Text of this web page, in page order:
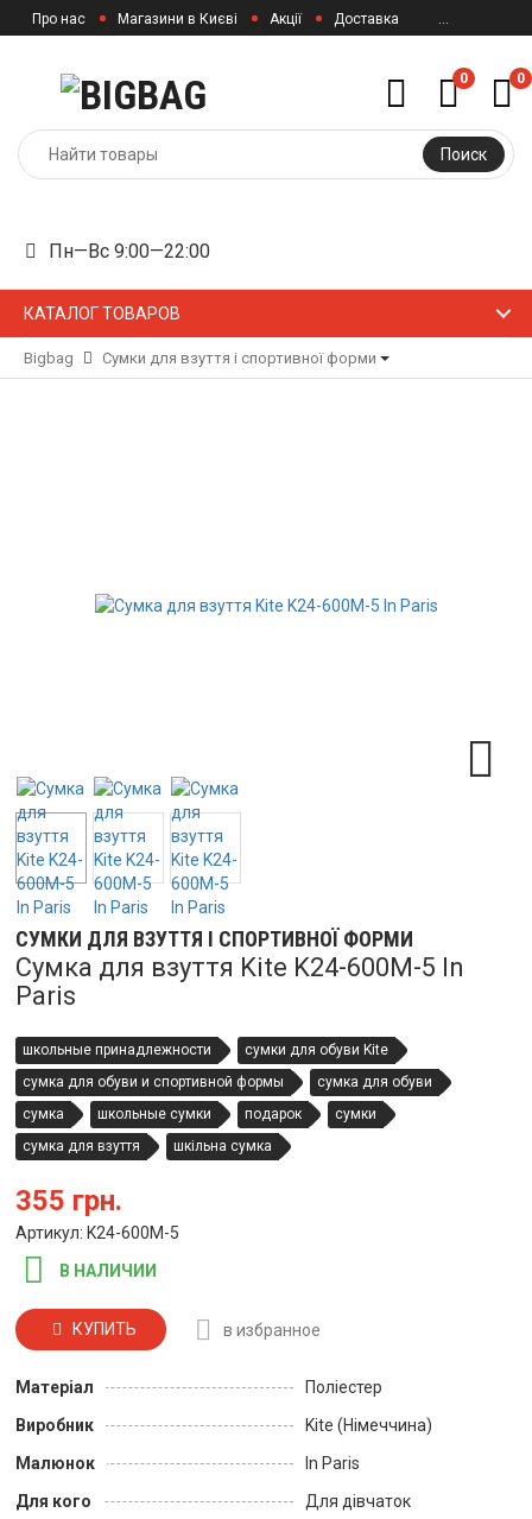
Про нас Магазини в Києві Акції Доставка ...
Поиск
Пн—Вс 9:00—22:00
0 0
КАТАЛОГ ТОВАРОВ
Bigbag Сумки для взуття і спортивної форми
СУМКИ ДЛЯ ВЗУТТЯ І СПОРТИВНОЇ ФОРМИ
Сумка для взуття Kite K24-600M-5 In
Paris
школьные принадлежности
сумки для обуви Kite
сумка для обуви и спортивной формы
сумка для обуви
сумка
школьные сумки подарок
сумки
сумка для взуття
шкільна сумка
355 грн.
Артикул: K24-600M-5
В НАЛИЧИИ
КУПИТЬ в избранное
Матеріал
Поліестер
Виробник
Kite (Німеччина)
Малюнок
In Paris
Для кого
Для дівчаток